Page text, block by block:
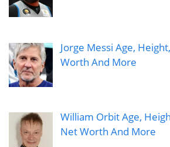
Jorge Messi Age,
Worth And More
William Orbit Age,
Net Worth And More